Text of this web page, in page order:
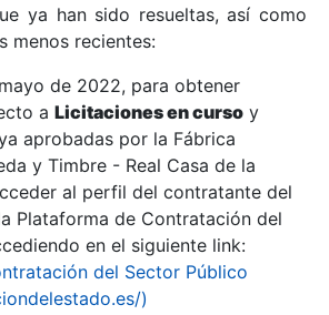
ya han sido resueltas, así como
menos recientes:
de 2022, para obtener
a Licitaciones en curso y
aprobadas por la Fábrica
y Timbre - Real Casa de la
al perfil del contratante del
Plataforma de Contratación del
en el siguiente link:
del Sector Público
)